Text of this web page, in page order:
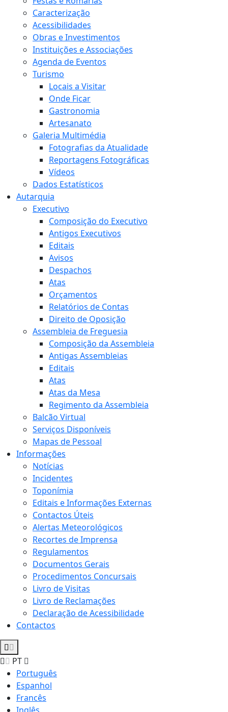
Caracterização
Acessibilidades
Obras e Investimentos
Instituições e Associações
Agenda de Eventos
Turismo
Locais a Visitar
Onde Ficar
Gastronomia
Artesanato
Galeria Multimédia
Fotografias da Atualidade
Reportagens Fotográficas
Vídeos
Dados Estatísticos
Autarquia
Executivo
Composição do Executivo
Antigos Executivos
Editais
Avisos
Despachos
Atas
Orçamentos
Relatórios de Contas
Direito de Oposição
Assembleia de Freguesia
Composição da Assembleia
Antigas Assembleias
Editais
Atas
Atas da Mesa
Regimento da Assembleia
Balcão Virtual
Serviços Disponíveis
Mapas de Pessoal
Informações
Notícias
Incidentes
Toponímia
Editais e Informações Externas
Contactos Úteis
Alertas Meteorológicos
Recortes de Imprensa
Regulamentos
Documentos Gerais
Procedimentos Concursais
Livro de Visitas
Livro de Reclamações
Declaração de Acessibilidade
Contactos
PT
Português
Espanhol
Francês